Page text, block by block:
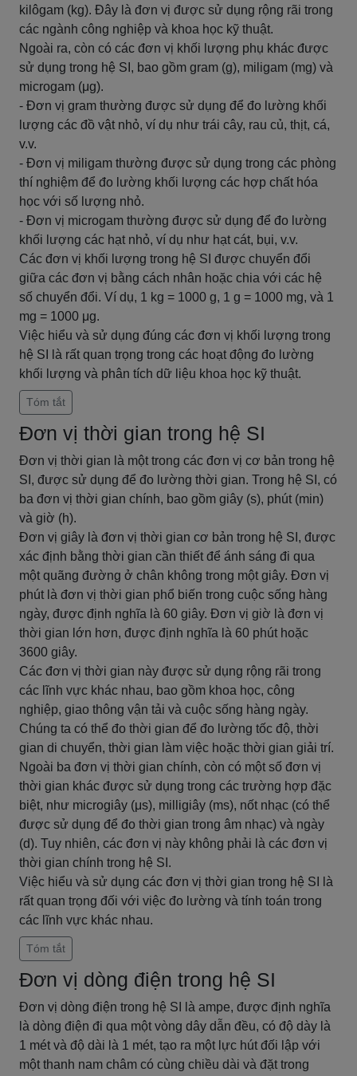
kilôgam (kg). Đây là đơn vị được sử dụng rộng rãi trong
các ngành công nghiệp và khoa học kỹ thuật.
Ngoài ra, còn có các đơn vị khối lượng phụ khác được
sử dụng trong hệ SI, bao gồm gram (g), miligam (mg) và
microgam (μg).
- Đơn vị gram thường được sử dụng để đo lường khối
lượng các đồ vật nhỏ, ví dụ như trái cây, rau củ, thịt, cá,
v.v.
- Đơn vị miligam thường được sử dụng trong các phòng
thí nghiệm để đo lường khối lượng các hợp chất hóa
học với số lượng nhỏ.
- Đơn vị microgam thường được sử dụng để đo lường
khối lượng các hạt nhỏ, ví dụ như hạt cát, bụi, v.v.
Các đơn vị khối lượng trong hệ SI được chuyển đổi
giữa các đơn vị bằng cách nhân hoặc chia với các hệ
số chuyển đổi. Ví dụ, 1 kg = 1000 g, 1 g = 1000 mg, và 1
mg = 1000 μg.
Việc hiểu và sử dụng đúng các đơn vị khối lượng trong
hệ SI là rất quan trọng trong các hoạt động đo lường
khối lượng và phân tích dữ liệu khoa học kỹ thuật.
Tóm tắt
Đơn vị thời gian trong hệ SI
Đơn vị thời gian là một trong các đơn vị cơ bản trong hệ
SI, được sử dụng để đo lường thời gian. Trong hệ SI, có
ba đơn vị thời gian chính, bao gồm giây (s), phút (min)
và giờ (h).
Đơn vị giây là đơn vị thời gian cơ bản trong hệ SI, được
xác định bằng thời gian cần thiết để ánh sáng đi qua
một quãng đường ở chân không trong một giây. Đơn vị
phút là đơn vị thời gian phổ biến trong cuộc sống hàng
ngày, được định nghĩa là 60 giây. Đơn vị giờ là đơn vị
thời gian lớn hơn, được định nghĩa là 60 phút hoặc
3600 giây.
Các đơn vị thời gian này được sử dụng rộng rãi trong
các lĩnh vực khác nhau, bao gồm khoa học, công
nghiệp, giao thông vận tải và cuộc sống hàng ngày.
Chúng ta có thể đo thời gian để đo lường tốc độ, thời
gian di chuyển, thời gian làm việc hoặc thời gian giải trí.
Ngoài ba đơn vị thời gian chính, còn có một số đơn vị
thời gian khác được sử dụng trong các trường hợp đặc
biệt, như microgiây (μs), milligiây (ms), nốt nhạc (có thể
được sử dụng để đo thời gian trong âm nhạc) và ngày
(d). Tuy nhiên, các đơn vị này không phải là các đơn vị
thời gian chính trong hệ SI.
Việc hiểu và sử dụng các đơn vị thời gian trong hệ SI là
rất quan trọng đối với việc đo lường và tính toán trong
các lĩnh vực khác nhau.
Tóm tắt
Đơn vị dòng điện trong hệ SI
Đơn vị dòng điện trong hệ SI là ampe, được định nghĩa
là dòng điện đi qua một vòng dây dẫn đều, có độ dày là
1 mét và độ dài là 1 mét, tạo ra một lực hút đối lập với
một thanh nam châm có cùng chiều dài và đặt trong